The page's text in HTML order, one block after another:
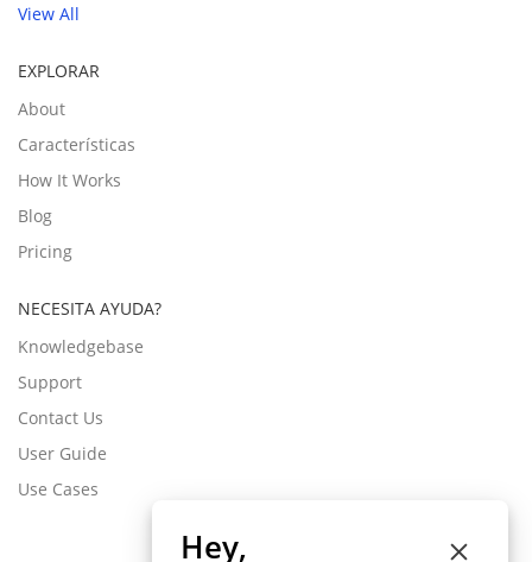
View All
EXPLORAR
About
Características
How It Works
Blog
Pricing
NECESITA AYUDA?
Knowledgebase
Support
Contact Us
User Guide
Use Cases
Hey,